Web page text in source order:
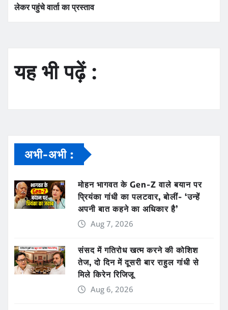
लेकर पहुंचे वार्ता का प्रस्ताव
यह भी पढ़ें :
अभी-अभी :
मोहन भागवत के Gen-Z वाले बयान पर
प्रियंका गांधी का पलटवार, बोलीं- ‘उन्हें
अपनी बात कहने का अधिकार है’
Aug 7, 2026
संसद में गतिरोध खत्म करने की कोशिश
तेज, दो दिन में दूसरी बार राहुल गांधी से
मिले किरेन रिजिजू
Aug 6, 2026